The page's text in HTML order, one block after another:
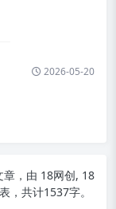
2026-05-20
章，由 18网创, 18
，共计1537字。